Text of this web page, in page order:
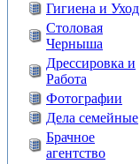
Гигиена и Уход
Столовая
Черныша
Дрессировка и
Работа
Фотографии
Дела семейные
Брачное
агентство